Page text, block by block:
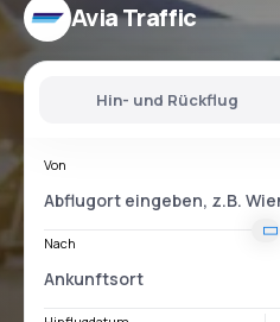
Avia Traffic
Hin- und Rückflug
Von
Nach